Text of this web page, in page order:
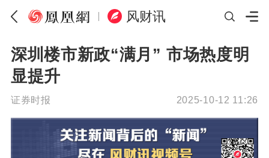
风财讯
深圳楼市新政“满月” 市场热度明
显提升
证券时报 2025-10-12 11:26